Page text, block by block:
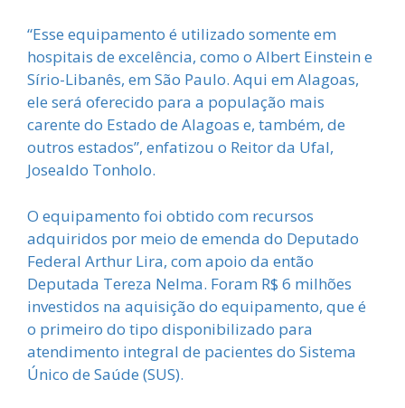
“Esse equipamento é utilizado somente em
hospitais de excelência, como o Albert Einstein e
Sírio-Libanês, em São Paulo. Aqui em Alagoas,
ele será oferecido para a população mais
carente do Estado de Alagoas e, também, de
outros estados”, enfatizou o Reitor da Ufal,
Josealdo Tonholo.
O equipamento foi obtido com recursos
adquiridos por meio de emenda do Deputado
Federal Arthur Lira, com apoio da então
Deputada Tereza Nelma. Foram R$ 6 milhões
investidos na aquisição do equipamento, que é
o primeiro do tipo disponibilizado para
atendimento integral de pacientes do Sistema
Único de Saúde (SUS).